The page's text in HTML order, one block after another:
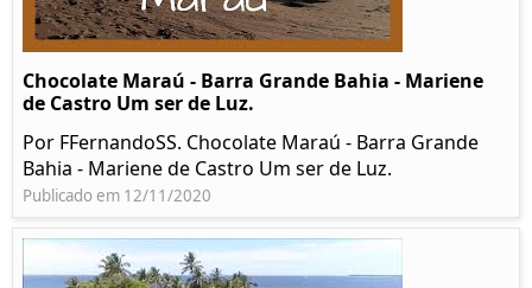
Chocolate Maraú - Barra Grande Bahia - Mariene
de Castro Um ser de Luz.
Por FFernandoSS. Chocolate Maraú - Barra Grande
Bahia - Mariene de Castro Um ser de Luz.
Publicado em 12/11/2020